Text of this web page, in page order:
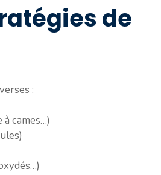
de
:
cames…)